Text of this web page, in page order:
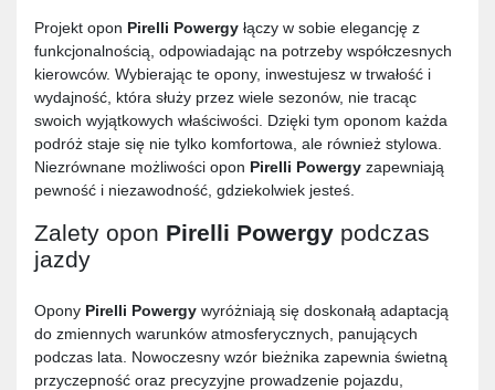
Projekt opon Pirelli Powergy łączy w sobie elegancję z
funkcjonalnością, odpowiadając na potrzeby współczesnych
kierowców. Wybierając te opony, inwestujesz w trwałość i
wydajność, która służy przez wiele sezonów, nie tracąc
swoich wyjątkowych właściwości. Dzięki tym oponom każda
podróż staje się nie tylko komfortowa, ale również stylowa.
Niezrównane możliwości opon Pirelli Powergy zapewniają
pewność i niezawodność, gdziekolwiek jesteś.
Zalety opon Pirelli Powergy podczas
jazdy
Opony Pirelli Powergy wyróżniają się doskonałą adaptacją
do zmiennych warunków atmosferycznych, panujących
podczas lata. Nowoczesny wzór bieżnika zapewnia świetną
przyczepność oraz precyzyjne prowadzenie pojazdu,